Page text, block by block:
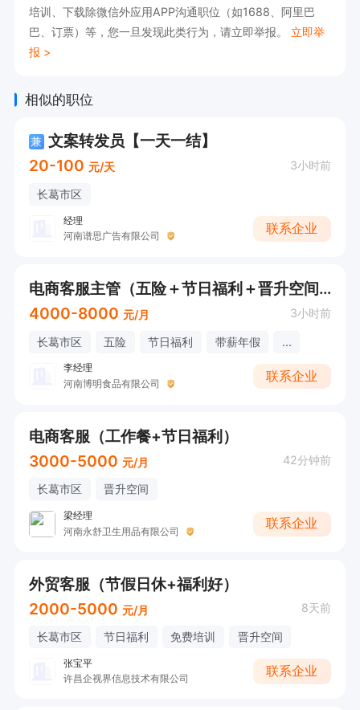
培训助力成长。
培训、下载除微信外应用APP沟通职位（如1688、阿里巴
巴、订票）等，您一旦发现此类行为，请立即举报。 立即举
报 >
相似的职位
兼 文案转发员【一天一结】
20-100 元/天 3小时前
长葛市区
经理
河南谱思广告有限公司
联系企业
电商客服主管（五险＋节日福利＋晋升空间）
4000-8000 元/月 3小时前
长葛市区 五险 节日福利 带薪年假 ...
李经理
河南博明食品有限公司
联系企业
电商客服（工作餐+节日福利）
3000-5000 元/月 42分钟前
长葛市区 晋升空间
梁经理
河南永舒卫生用品有限公司
联系企业
外贸客服（节假日休+福利好）
2000-5000 元/月 8天前
长葛市区 节日福利 免费培训 晋升空间
张宝平
许昌企视界信息技术有限公司
联系企业